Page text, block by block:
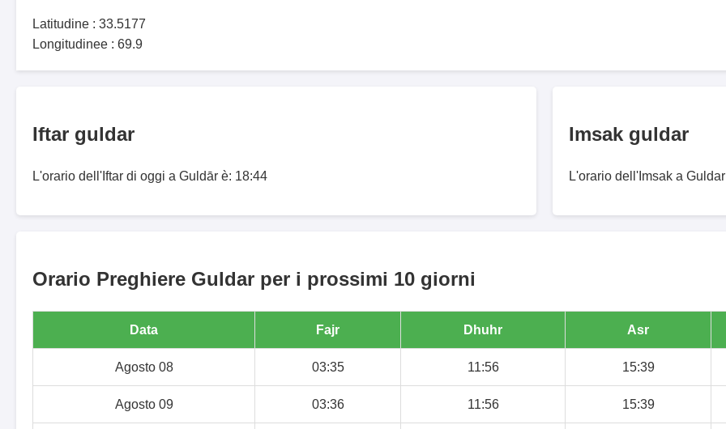
Latitudine : 33.5177
Longitudinee : 69.9
Iftar guldar
L'orario dell'Iftar di oggi a Guldār è: 18:44
Imsak guldar
L'orario dell'Imsak a
Orario Preghiere Guldar per i prossimi 10 giorni
Data Fajr Dhuhr Asr
Agosto 08 03:35 11:56 15:39
Agosto 09 03:36 11:56 15:39